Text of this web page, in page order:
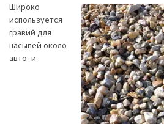
Широко
используется
гравий для
насыпей около
авто- и